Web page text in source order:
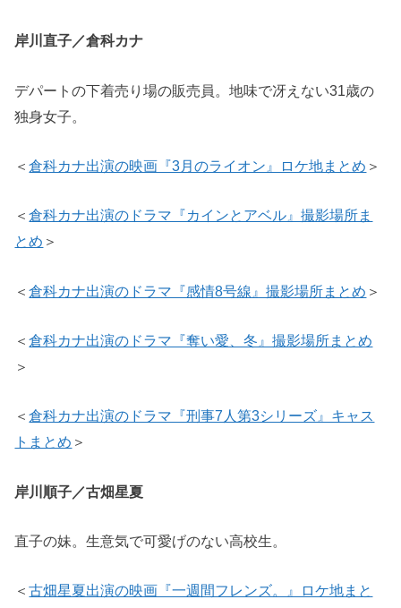
岸川直子／倉科カナ
デパートの下着売り場の販売員。地味で冴えない31歳の
独身女子。
＜倉科カナ出演の映画『3月のライオン』ロケ地まとめ ＞
＜倉科カナ出演のドラマ『カインとアベル』撮影場所ま
とめ ＞
＜倉科カナ出演のドラマ『感情8号線』撮影場所まとめ ＞
＜倉科カナ出演のドラマ『奪い愛、冬』撮影場所まとめ
＞
＜倉科カナ出演のドラマ『刑事7人第3シリーズ』キャス
トまとめ ＞
岸川順子／古畑星夏
直子の妹。生意気で可愛げのない高校生。
＜古畑星夏出演の映画『一週間フレンズ。』ロケ地まと